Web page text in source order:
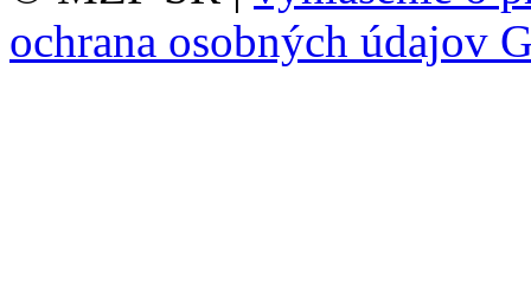
ochrana osobných údajov